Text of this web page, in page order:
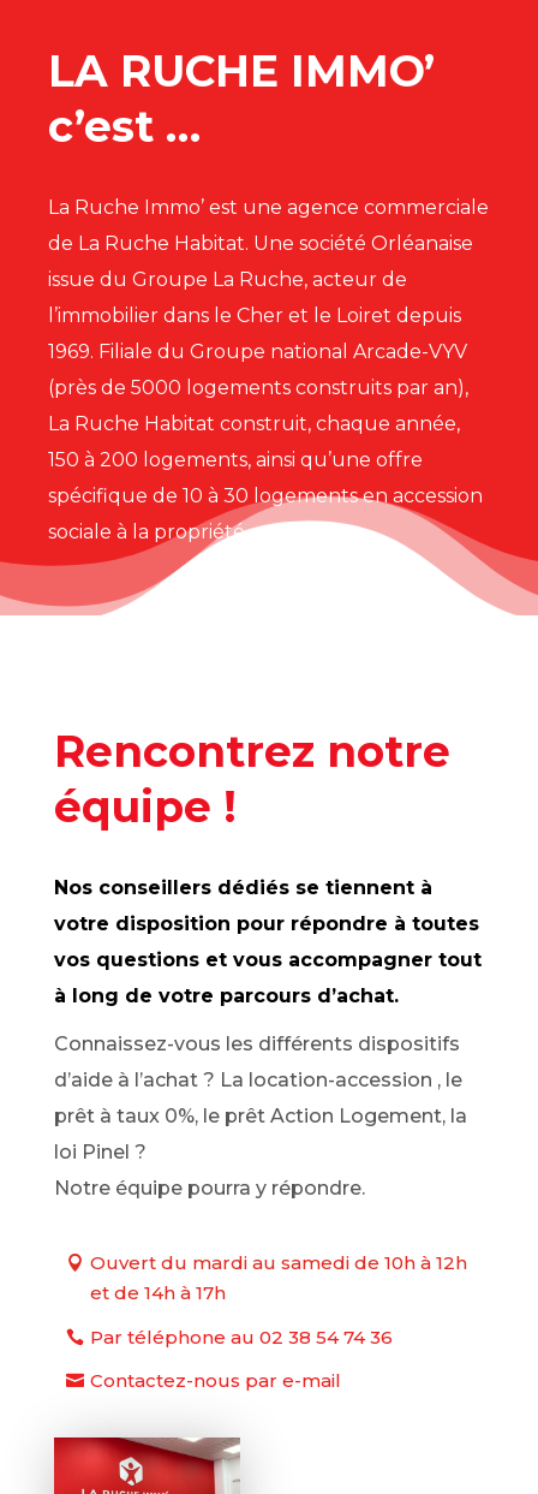
LA RUCHE IMMO’
c’est …
La Ruche Immo’ est une agence commerciale
de La Ruche Habitat. Une société Orléanaise
issue du Groupe La Ruche, acteur de
l’immobilier dans le Cher et le Loiret depuis
1969. Filiale du Groupe national Arcade-VYV
(près de 5000 logements construits par an),
La Ruche Habitat construit, chaque année,
150 à 200 logements, ainsi qu’une offre
spécifique de 10 à 30 logements en accession
sociale à la propriété.
Rencontrez notre
équipe !
Nos conseillers dédiés se tiennent à
votre disposition pour répondre à toutes
vos questions et vous accompagner tout
à long de votre parcours d’achat.
Connaissez-vous les différents dispositifs
d’aide à l’achat ? La location-accession , le
prêt à taux 0%, le prêt Action Logement, la
loi Pinel ?
Notre équipe pourra y répondre.
Ouvert du mardi au samedi de 10h à 12h
et de 14h à 17h
Par téléphone au 02 38 54 74 36
Contactez-nous par e-mail